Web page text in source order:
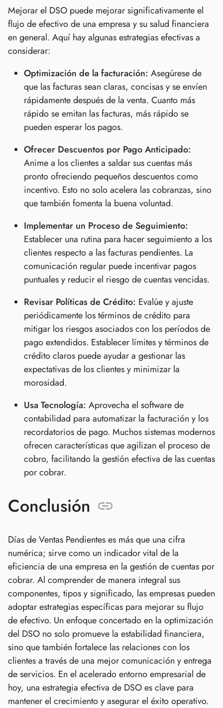
Mejorar el DSO puede mejorar significativamente el
flujo de efectivo de una empresa y su salud financiera
en general. Aquí hay algunas estrategias efectivas a
considerar:
Optimización de la facturación: Asegúrese de
que las facturas sean claras, concisas y se envíen
rápidamente después de la venta. Cuanto más
rápido se emitan las facturas, más rápido se
pueden esperar los pagos.
Ofrecer Descuentos por Pago Anticipado:
Anime a los clientes a saldar sus cuentas más
pronto ofreciendo pequeños descuentos como
incentivo. Esto no solo acelera las cobranzas, sino
que también fomenta la buena voluntad.
Implementar un Proceso de Seguimiento:
Establecer una rutina para hacer seguimiento a los
clientes respecto a las facturas pendientes. La
comunicación regular puede incentivar pagos
puntuales y reducir el riesgo de cuentas vencidas.
Revisar Políticas de Crédito: Evalúe y ajuste
periódicamente los términos de crédito para
mitigar los riesgos asociados con los períodos de
pago extendidos. Establecer límites y términos de
crédito claros puede ayudar a gestionar las
expectativas de los clientes y minimizar la
morosidad.
Usa Tecnología: Aprovecha el software de
contabilidad para automatizar la facturación y los
recordatorios de pago. Muchos sistemas modernos
ofrecen características que agilizan el proceso de
cobro, facilitando la gestión efectiva de las cuentas
por cobrar.
Conclusión
Días de Ventas Pendientes es más que una cifra
numérica; sirve como un indicador vital de la
eficiencia de una empresa en la gestión de cuentas por
cobrar. Al comprender de manera integral sus
componentes, tipos y significado, las empresas pueden
adoptar estrategias específicas para mejorar su flujo
de efectivo. Un enfoque concertado en la optimización
del DSO no solo promueve la estabilidad financiera,
sino que también fortalece las relaciones con los
clientes a través de una mejor comunicación y entrega
de servicios. En el acelerado entorno empresarial de
hoy, una estrategia efectiva de DSO es clave para
mantener el crecimiento y asegurar el éxito operativo.